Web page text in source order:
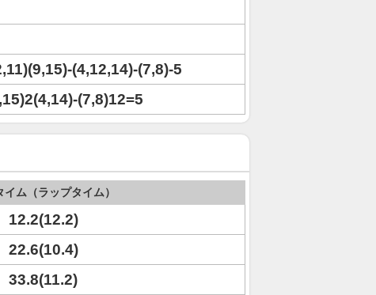
(4,12,14)-(7,8)-5
(7,8)12=5
イム（ラップタイム）
12.2(12.2)
22.6(10.4)
33.8(11.2)